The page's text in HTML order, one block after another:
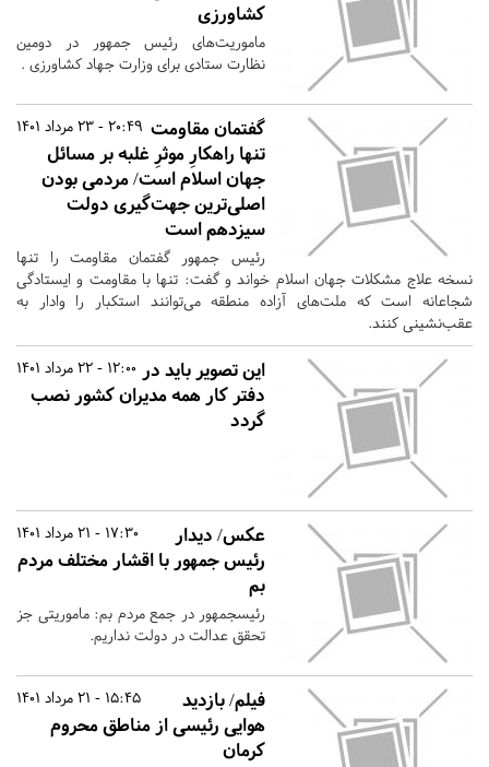
کشاورزی
ماموریت‌های رئیس جمهور در دومین
نظارت ستادی برای وزارت جهاد کشاورزی .
20:49 - 23 مرداد 1401 گفتمان مقاومت
تنها راهکارِ موثرِ غلبه بر مسائل
جهان اسلام است/ مردمی بودن
اصلی‌ترین جهت‌گیری دولت
سیزدهم است
رئیس جمهور گفتمان مقاومت را تنها
نسخه علاج مشکلات جهان اسلام خواند و گفت: تنها با مقاومت و ایستادگی
شجاعانه است که ملت‌های آزاده منطقه می‌توانند استکبار را وادار به
عقب‌نشینی کنند.
12:00 - 22 مرداد 1401 این تصویر باید در
دفتر کار همه مدیران کشور نصب
گردد
17:30 - 21 مرداد 1401
عکس/ دیدار
رئیس جمهور با اقشار مختلف مردم
بم
رئیس‎جمهور در جمع مردم بم: ماموریتی جز
تحقق عدالت در دولت نداریم.
15:45 - 21 مرداد 1401
فیلم/ بازدید
هوایی رئیسی از مناطق محروم
کرمان